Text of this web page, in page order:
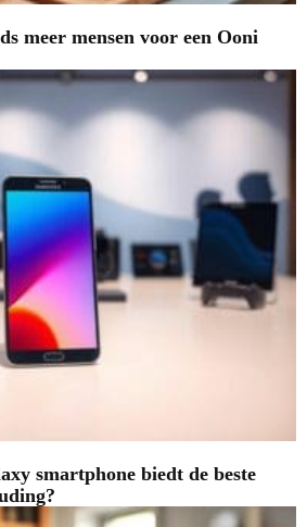
meer mensen voor een Ooni
smartphone biedt de beste